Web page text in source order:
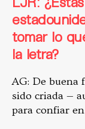
tomar lo
la letra?
AG: De buena
sido criada —
para confiar